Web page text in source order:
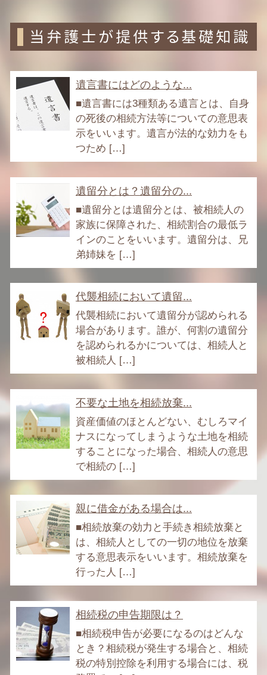
当弁護士が提供する基礎知識
遺言書にはどのような...
■遺言書には3種類ある遺言とは、自身
の死後の相続方法等についての意思表
示をいいます。遺言が法的な効力をも
つため […]
遺留分とは？遺留分の...
■遺留分とは遺留分とは、被相続人の
家族に保障された、相続割合の最低ラ
インのことをいいます。遺留分は、兄
弟姉妹を […]
代襲相続において遺留...
代襲相続において遺留分が認められる
場合があります。誰が、何割の遺留分
を認められるかについては、相続人と
被相続人 […]
不要な土地を相続放棄...
資産価値のほとんどない、むしろマイ
ナスになってしまうような土地を相続
することになった場合、相続人の意思
で相続の […]
親に借金がある場合は...
■相続放棄の効力と手続き相続放棄と
は、相続人としての一切の地位を放棄
する意思表示をいいます。相続放棄を
行った人 […]
相続税の申告期限は？
■相続税申告が必要になるのはどんな
とき？相続税が発生する場合と、相続
税の特別控除を利用する場合には、税